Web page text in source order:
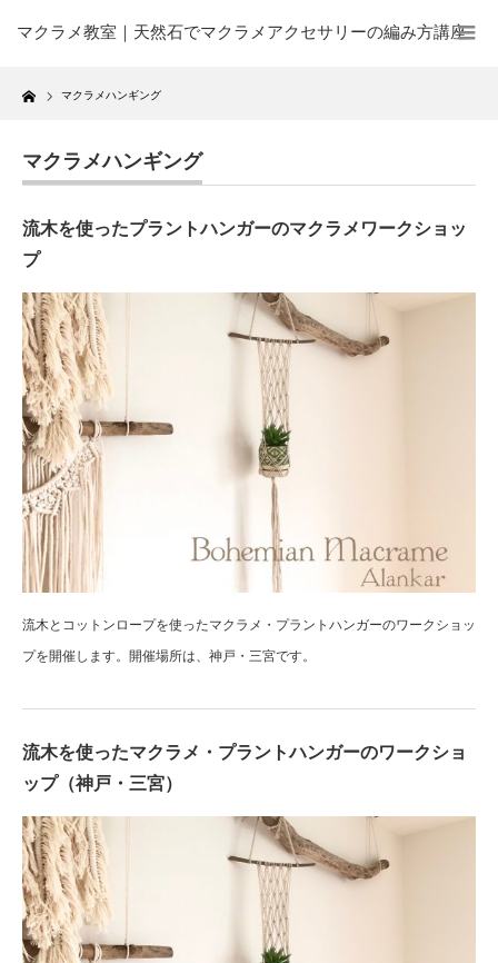
マクラメ教室｜天然石でマクラメアクセサリーの編み方講座
Home マクラメハンギング
マクラメハンギング
流木を使ったプラントハンガーのマクラメワークショッ
プ
流木とコットンロープを使ったマクラメ・プラントハンガーのワークショッ
プを開催します。開催場所は、神戸・三宮です。
流木を使ったマクラメ・プラントハンガーのワークショ
ップ（神戸・三宮）